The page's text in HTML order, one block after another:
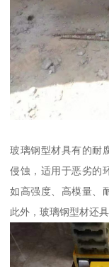
玻璃钢型材具有的耐
侵蚀，适用于恶劣的
如高强度、高模量、
此外，玻璃钢型材还